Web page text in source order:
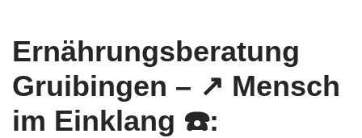
Ernährungsberatung
Gruibingen – ↗️ Mensch
im Einklang ☎️: